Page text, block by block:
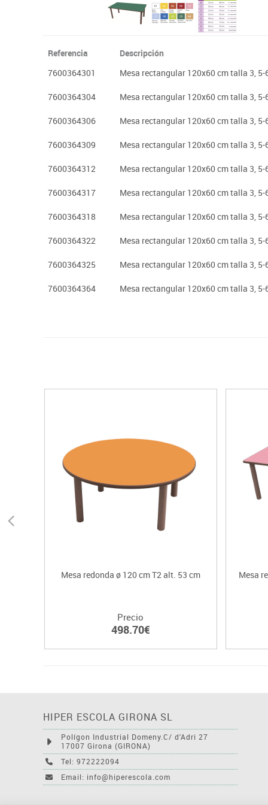
Referencia Descripción
7600364301
Mesa rectangular 120x60 cm talla 3,
7600364304 Mesa rectangular 120x60 cm talla 3,
7600364306 Mesa rectangular 120x60 cm talla 3,
7600364309 Mesa rectangular 120x60 cm talla 3, 5-
7600364312 Mesa rectangular 120x60 cm talla 3, 5-
7600364317 Mesa rectangular 120x60 cm talla 3,
7600364318 Mesa rectangular 120x60 cm talla 3,
7600364322 Mesa rectangular 120x60 cm talla 3, 5-
7600364325 Mesa rectangular 120x60 cm talla 3, 5-
7600364364 Mesa rectangular 120x60 cm talla 3, 5-
Mesa redonda ø 120 cm T2 alt. 53 cm
Precio
498.70€
Mesa
HIPER ESCOLA GIRONA SL
Polígon Industrial Domeny.C/ d'Adri 27
17007 Girona (GIRONA)
Tel: 972222094
Email: info@hiperescola.com